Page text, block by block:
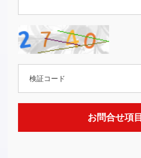
検証コード
お問合せ項目